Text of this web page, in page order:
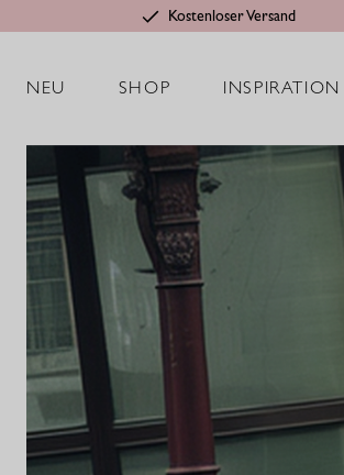
Kostenloser Versand
NEU SHOP INSPIRATION